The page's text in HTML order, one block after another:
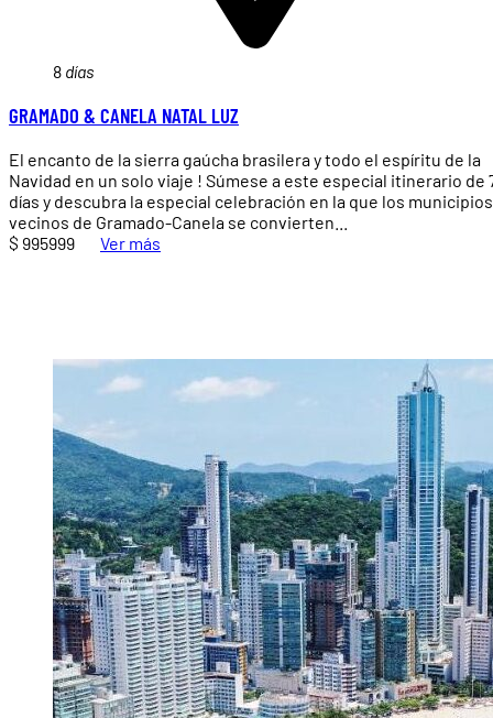
8 días
GRAMADO & CANELA NATAL LUZ
El encanto de la sierra gaúcha brasilera y todo el espíritu de la
Navidad en un solo viaje ! Súmese a este especial itinerario de
días y descubra la especial celebración en la que los municipios
vecinos de Gramado-Canela se convierten...
$ 995999
Ver más